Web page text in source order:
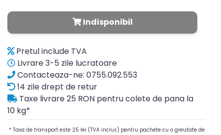
Indisponibil
Pretul include TVA
Livrare 3-5 zile lucratoare
Contacteaza-ne: 0755.092.553
14 zile drept de retur
Taxe livrare 25 RON pentru colete de pana la
10 kg*
* Taxa de transport este 25 lei (TVA inclus) pentru pachete cu o greutate de